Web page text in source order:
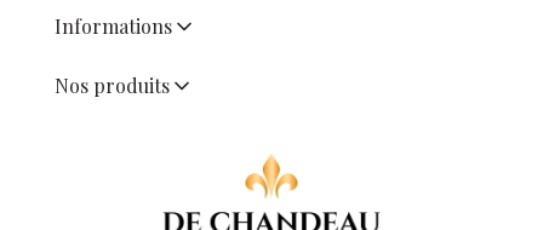
Informations
Nos produits